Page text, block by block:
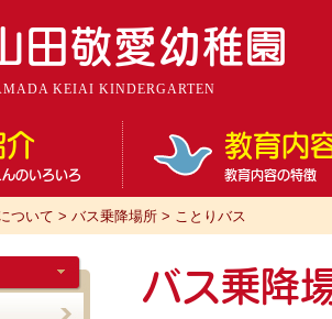
田敬愛幼稚園
KEIAI KINDERGARTEN
介
のいろいろ
教育内
教育内容の特徴
ついて > バス乗降場所 > ことりバス
バス乗降